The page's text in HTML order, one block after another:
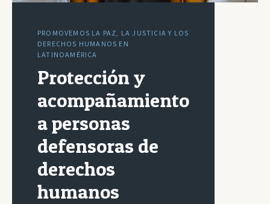
PROMOVEMOS LA PAZ, LA JUSTICIA Y LOS
DERECHOS HUMANOS EN
LATINOAMÉRICA
Protección y
acompañamiento
a personas
defensoras de
derechos
humanos